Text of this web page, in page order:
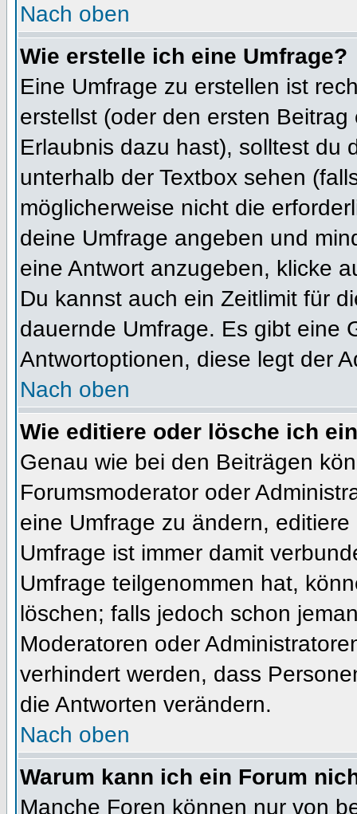
Nach oben
Wie erstelle ich eine Umfrage?
Eine Umfrage zu erstellen ist
erstellst (oder den ersten
Erlaubnis dazu hast), solltest du
unterhalb der Textbox sehen
möglicherweise nicht die
deine Umfrage angeben und
eine Antwort anzugeben, klicke
Du kannst auch ein Zeitlimit für
dauernde Umfrage. Es gibt eine
Antwortoptionen, diese legt der
Nach oben
Wie editiere oder lösche ich
Genau wie bei den Beiträgen
Forumsmoderator oder
eine Umfrage zu ändern,
Umfrage ist immer damit
Umfrage teilgenommen hat,
löschen; falls jedoch schon
Moderatoren oder
verhindert werden, dass
die Antworten verändern.
Nach oben
Warum kann ich ein Forum
Manche Foren können nur von